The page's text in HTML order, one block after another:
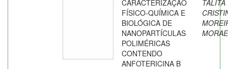
CARACTERIZAÇÃO
FÍSICO-QUÍMICA E
BIOLÓGICA DE
NANOPARTÍCULAS
POLIMÉRICAS
CONTENDO
ANFOTERICINA B
TALITA